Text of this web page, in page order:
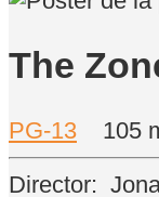
The
PG-13 105
Director: